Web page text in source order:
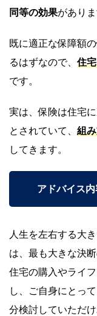
同等の効果がありま
既に適正な保障額
るはずなので、 住
です。
実は、保険は住宅
とされていて、 組
してきます。
アドバイス
人生を左右する大
は、最も大きな決断
住宅の購入やライ
し、ご自身にとっ
分検討していただけ